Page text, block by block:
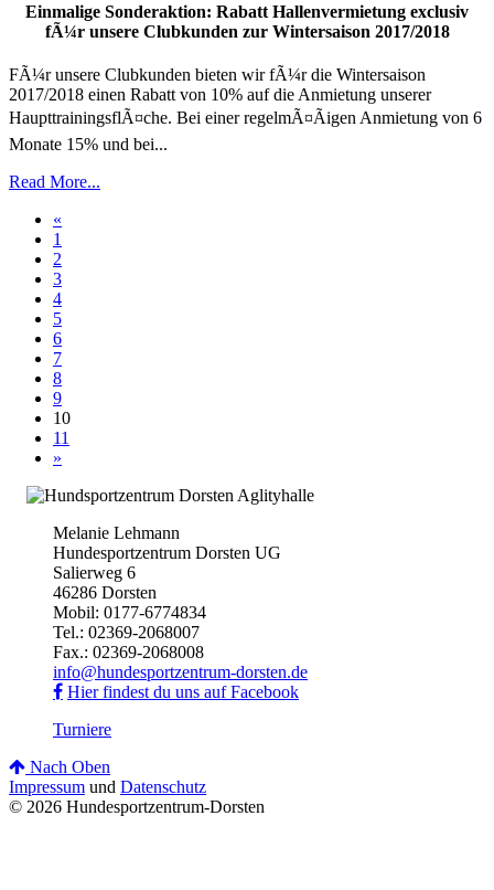
Einmalige Sonderaktion: Rabatt Hallenvermietung exclusiv
fÃ¼r unsere Clubkunden zur Wintersaison 2017/2018
FÃ¼r unsere Clubkunden bieten wir fÃ¼r die Wintersaison
2017/2018 einen Rabatt von 10% auf die Anmietung unserer
HaupttrainingsflÃ¤che. Bei einer regelmÃ¤Ãigen Anmietung von 6
Monate 15% und bei...
Read More...
«
1
2
3
4
5
6
7
8
9
10
11
»
Melanie Lehmann
Hundesportzentrum Dorsten UG
Salierweg 6
46286 Dorsten
Mobil: 0177-6774834
Tel.: 02369-2068007
Fax.: 02369-2068008
info@hundesportzentrum-dorsten.de
Hier findest du uns auf Facebook
Turniere
Nach Oben
Impressum und Datenschutz
© 2026 Hundesportzentrum-Dorsten